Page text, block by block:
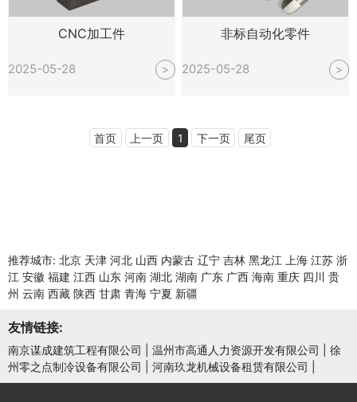
CNC加工件
2025-05-28 >
非标自动化零件
2025-05-28 >
首页 上一页 1 下一页 尾页
推荐城市: 北京 天津 河北 山西 内蒙古 辽宁 吉林 黑龙江 上海 江苏 浙
江 安徽 福建 江西 山东 河南 湖北 湖南 广东 广西 海南 重庆 四川 贵
州 云南 西藏 陕西 甘肃 青海 宁夏 新疆
友情链接:
南京谋成建筑工程有限公司 温州市高通人力资源开发有限公司
徐
州零之点制冷设备有限公司
河南玖龙机械设备租赁有限公司